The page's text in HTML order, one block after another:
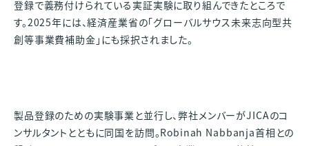
登録で義務付けられている実証実験に取り組んできたところで
す。2025年には、経済産業省の「グローバルサウス未来志向型共
創等事業費補助金」にも採択されました。
製品登録のための実験事業と並行し、弊社メンバーがJICAのコ
ンサルタントとともに同国を訪問。Robinah Nabbanja首相との